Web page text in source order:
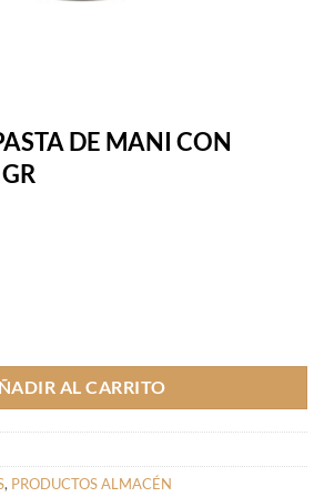
DE MANI CON
AL CARRITO
, PRODUCTOS ALMACÉN